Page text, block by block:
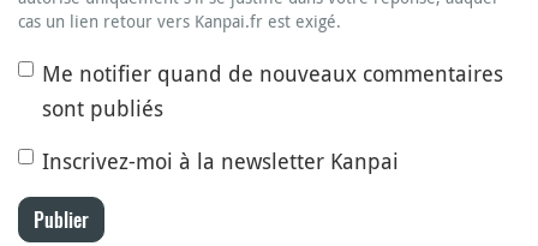
cas un lien retour vers Kanpai.fr est exigé.
Me notifier quand de nouveaux commentaires
sont publiés
Inscrivez-moi à la newsletter Kanpai
Publier